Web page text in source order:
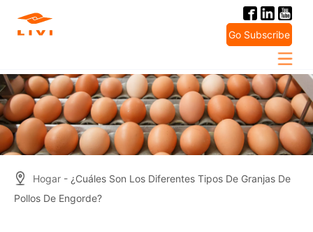
Go Subscribe
Hogar - ¿Cuáles Son Los Diferentes Tipos De Granjas De
Pollos De Engorde?